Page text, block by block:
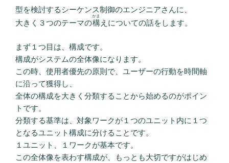
型を検討するシーケンス制御のエンジニアさんに、
大きく３つのテーマの構
かま
えについての話をします。
まず１つ目は、構成です。
構成がシステムの全体像になります。
この時、使用者優先の原則で、ユーザーの行動を時間軸
に沿って獲得し、
全体の構成を大きく分類することから始めるのがポイン
トです。
分類する基準は、対象ワークが１つのユニット内に１つ
となるユニット構成に分けることです。
１ユニット、１ワークが基本です。
この全体像を表わす構成が、もっとも大切ですがはじめ